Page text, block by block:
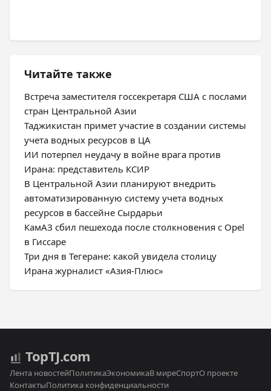
Читайте также
Встреча заместителя госсекретаря США с послами
стран Центральной Азии
Таджикистан примет участие в создании системы
учета водных ресурсов в ЦА
ИИ потерпел неудачу в войне врага против
Ирана: представитель КСИР
В Центральной Азии планируют внедрить
автоматизированную систему учета водных
ресурсов в бассейне Сырдарьи
КамАЗ сбил пешехода после столкновения с Opel
в Гиссаре
Три дня в Тегеране: какой увидела столицу
Ирана журналист «Азия-Плюс»
TopTJ.com
Лента новостейПолитикаЭкономикаВ миреСпортО проекте
КонтактыПолитика конфиденциальности